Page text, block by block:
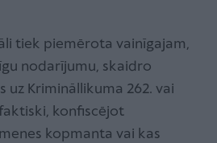
tiek piemērota vainīgajam,
nodarījumu, skaidro
uz Krimināllikuma 262. vai
konfiscējot
kopmanta vai kas